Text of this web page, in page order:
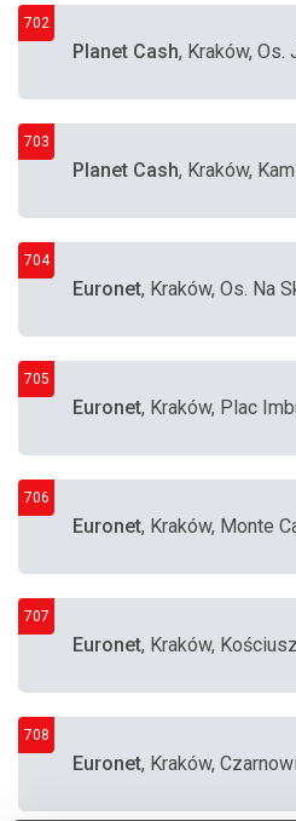
702
Planet Cash, Kraków,
703
Planet Cash, Kraków,
704
Euronet, Kraków, Os. Na
705
Euronet, Kraków, Plac
706
Euronet, Kraków, Monte
707
Euronet, Kraków,
708
Euronet, Kraków,